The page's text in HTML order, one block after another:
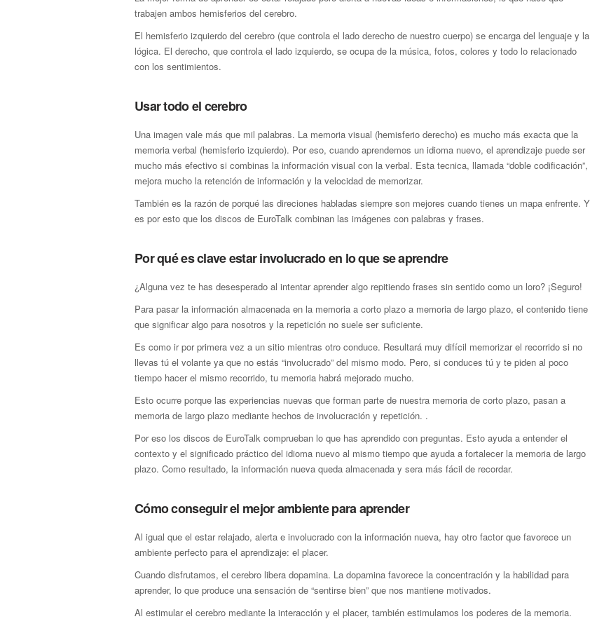
trabajen ambos hemisferios del cerebro.
El hemisferio izquierdo del cerebro (que controla el lado derecho de nuestro cuerpo) se encarga del lenguaje y la
lógica. El derecho, que controla el lado izquierdo, se ocupa de la música, fotos, colores y todo lo relacionado
con los sentimientos.
Usar todo el cerebro
Una imagen vale más que mil palabras. La memoria visual (hemisferio derecho) es mucho más exacta que la
memoria verbal (hemisferio izquierdo). Por eso, cuando aprendemos un idioma nuevo, el aprendizaje puede ser
mucho más efectivo si combinas la información visual con la verbal. Esta tecnica, llamada “doble codificación”,
mejora mucho la retención de información y la velocidad de memorizar.
También es la razón de porqué las direciones habladas siempre son mejores cuando tienes un mapa enfrente. Y
es por esto que los discos de EuroTalk combinan las imágenes con palabras y frases.
Por qué es clave estar involucrado en lo que se aprendre
¿Alguna vez te has desesperado al intentar aprender algo repitiendo frases sin sentido como un loro? ¡Seguro!
Para pasar la información almacenada en la memoria a corto plazo a memoria de largo plazo, el contenido tiene
que significar algo para nosotros y la repetición no suele ser suficiente.
Es como ir por primera vez a un sitio mientras otro conduce. Resultará muy difícil memorizar el recorrido si no
llevas tú el volante ya que no estás “involucrado” del mismo modo. Pero, si conduces tú y te piden al poco
tiempo hacer el mismo recorrido, tu memoria habrá mejorado mucho.
Esto ocurre porque las experiencias nuevas que forman parte de nuestra memoria de corto plazo, pasan a
memoria de largo plazo mediante hechos de involucración y repetición. .
Por eso los discos de EuroTalk comprueban lo que has aprendido con preguntas. Esto ayuda a entender el
contexto y el significado práctico del idioma nuevo al mismo tiempo que ayuda a fortalecer la memoria de largo
plazo. Como resultado, la información nueva queda almacenada y sera más fácil de recordar.
Cómo conseguir el mejor ambiente para aprender
Al igual que el estar relajado, alerta e involucrado con la información nueva, hay otro factor que favorece un
ambiente perfecto para el aprendizaje: el placer.
Cuando disfrutamos, el cerebro libera dopamina. La dopamina favorece la concentración y la habilidad para
aprender, lo que produce una sensación de “sentirse bien” que nos mantiene motivados.
Al estimular el cerebro mediante la interacción y el placer, también estimulamos los poderes de la memoria.